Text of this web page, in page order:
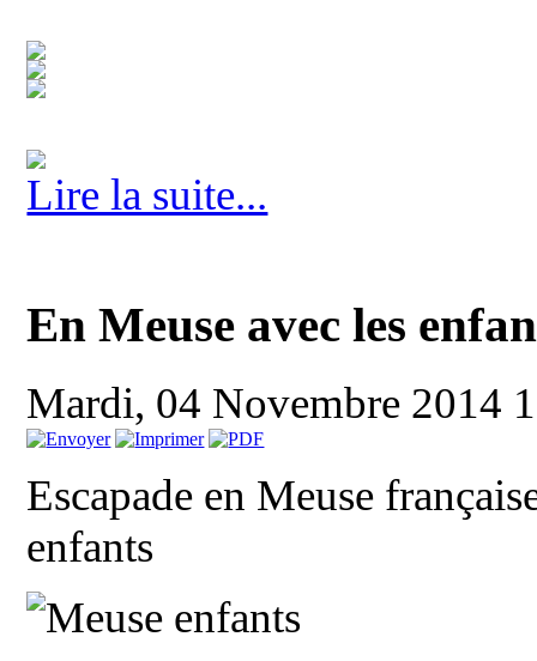
Lire la suite...
En Meuse avec les
Mardi, 04 Novembre 2014
Escapade en Meuse
enfants